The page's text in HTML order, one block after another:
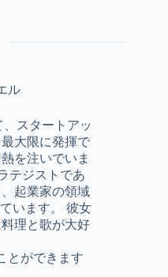
ル
スタートアッ
大限に発揮で
を注いでいま
テジストであ
起業家の領域
います。 彼女
理と歌が大好
とができます